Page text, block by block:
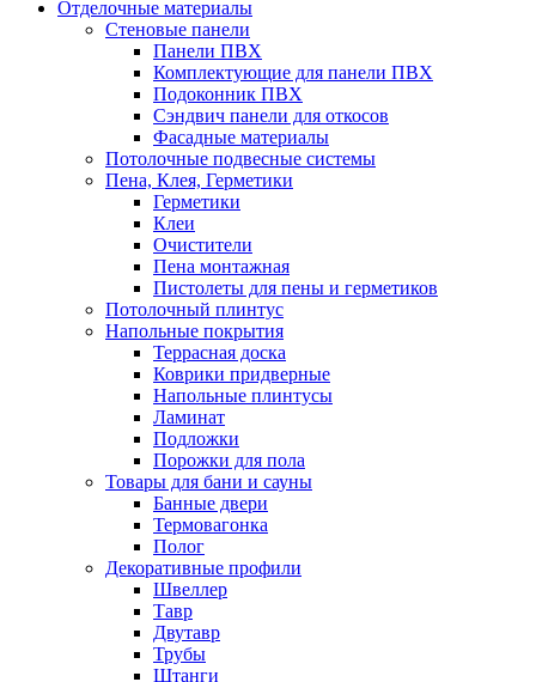
Отделочные материалы
Стеновые панели
Панели ПВХ
Комплектующие для панели ПВХ
Подоконник ПВХ
Сэндвич панели для откосов
Фасадные материалы
Потолочные подвесные системы
Пена, Клея, Герметики
Герметики
Клеи
Очистители
Пена монтажная
Пистолеты для пены и герметиков
Потолочный плинтус
Напольные покрытия
Террасная доска
Коврики придверные
Напольные плинтусы
Ламинат
Подложки
Порожки для пола
Товары для бани и сауны
Банные двери
Термовагонка
Полог
Декоративные профили
Швеллер
Тавр
Двутавр
Трубы
Штанги